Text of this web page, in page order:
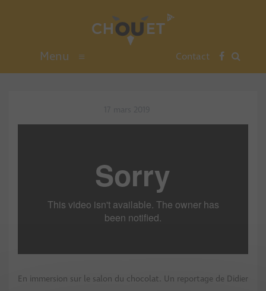
Menu ≡ Contact
En immersion sur le salon du chocolat. Un reportage de Didier